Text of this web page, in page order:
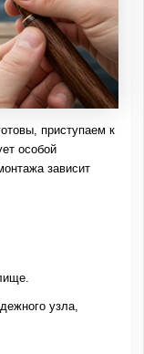
приступаем к
особой
зависит
узла,